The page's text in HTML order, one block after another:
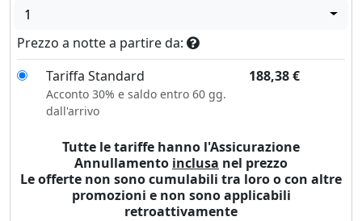
1
Prezzo a notte a partire da:
Tariffa Standard
188,38€
Acconto 30% e saldo entro 60 gg.
dall'arrivo
Tutte le tariffe hanno l'Assicurazione
Annullamento inclusa nel prezzo
Le offerte non sono cumulabili tra loro o con altre
promozioni e non sono applicabili
retroattivamente